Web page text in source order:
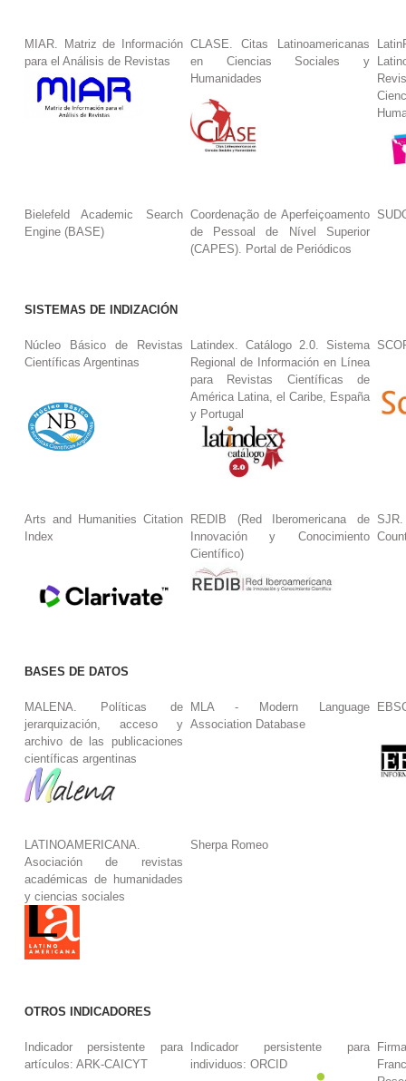
MIAR. Matriz de Información
para el Análisis de Revistas
CLASE. Citas Latinoamericanas
en Ciencias Sociales y
Humanidades
Bielefeld Academic Search
Engine (BASE)
Coordenação de Aperfeiçoamento
de Pessoal de Nível Superior
(CAPES). Portal de Periódicos
SISTEMAS DE INDIZACIÓN
Núcleo Básico de Revistas
Científicas Argentinas
Latindex. Catálogo 2.0. Sistema
Regional de Información en Línea
para Revistas Científicas de
América Latina, el Caribe, España
y Portugal
Arts and Humanities Citation
Index
REDIB (Red Iberomericana de
Innovación y Conocimiento
Científico)
BASES DE DATOS
MALENA. Políticas de
jerarquización, acceso y
archivo de las publicaciones
científicas argentinas
MLA - Modern Language
Association Database
LATINOAMERICANA.
Asociación de revistas
académicas de humanidades
y ciencias sociales
Sherpa Romeo
OTROS INDICADORES
Indicador persistente para
artículos: ARK-CAICYT
Indicador persistente para
individuos: ORCID